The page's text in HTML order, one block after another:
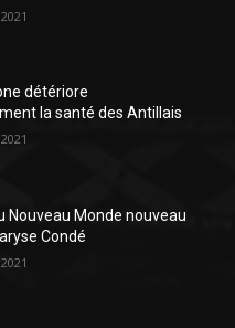
détériore
la santé des Antillais
Nouveau Monde nouveau
Condé